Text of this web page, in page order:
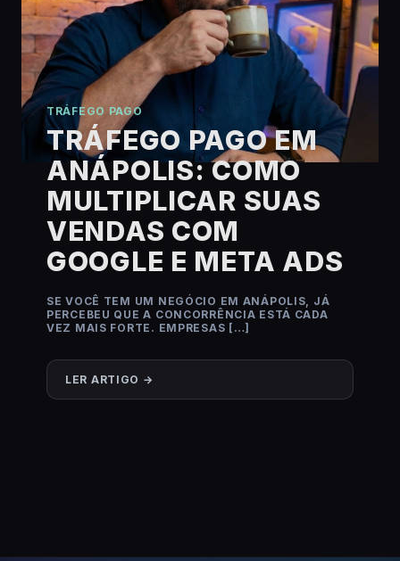
TRÁFEGO PAGO
TRÁFEGO PAGO EM
ANÁPOLIS: COMO
MULTIPLICAR SUAS
VENDAS COM
GOOGLE E META ADS
SE VOCÊ TEM UM NEGÓCIO EM ANÁPOLIS, JÁ
PERCEBEU QUE A CONCORRÊNCIA ESTÁ CADA
VEZ MAIS FORTE. EMPRESAS […]
LER ARTIGO →